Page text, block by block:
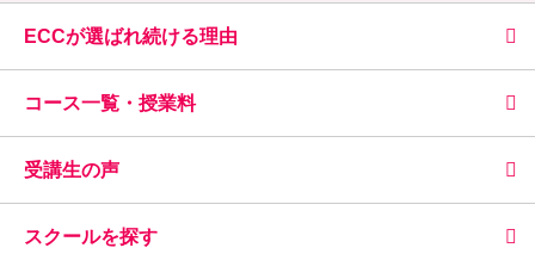
ECCが選ばれ続ける理由
コース一覧・授業料
受講生の声
スクールを探す